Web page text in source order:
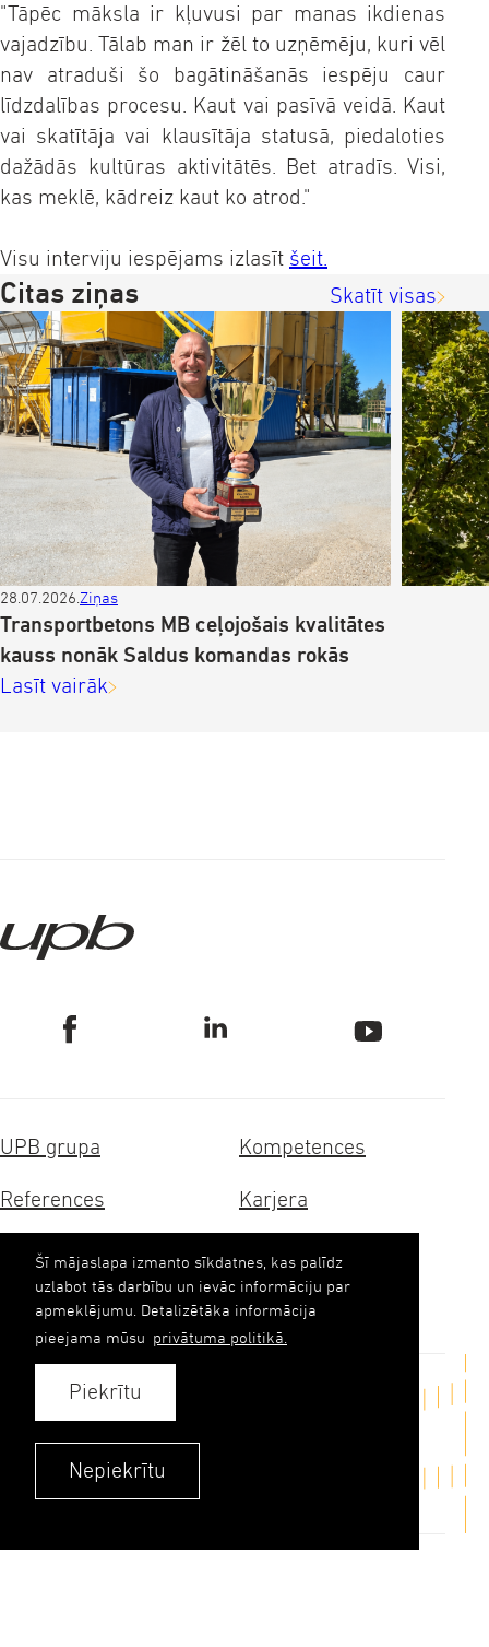
Šī mājaslapa izmanto sīkdatnes, kas palīdz
uzlabot tās darbību un ievāc informāciju par
apmeklējumu. Detalizētāka informācija
pieejama mūsu privātuma politikā.
Nepiekrītu
Piekrītu
"Tāpēc māksla ir kļuvusi par manas ikdienas
vajadzību. Tālab man ir žēl to uzņēmēju, kuri vēl
nav atraduši šo bagātināšanās iespēju caur
līdzdalības procesu. Kaut vai pasīvā veidā. Kaut
vai skatītāja vai klausītāja statusā, piedaloties
dažādās kultūras aktivitātēs. Bet atradīs. Visi,
kas meklē, kādreiz kaut ko atrod."
Visu interviju iespējams izlasīt šeit.
Citas ziņas Skatīt visas
28.07.2026.Ziņas
Transportbetons MB ceļojošais kvalitātes
kauss nonāk Saldus komandas rokās
Lasīt vairāk
UPB grupa Kompetences
References Karjera
Sertifikāti Ilgtspēja
Kontakti
Sazināties
upb(abols)upb.lv
+371 6348 9333